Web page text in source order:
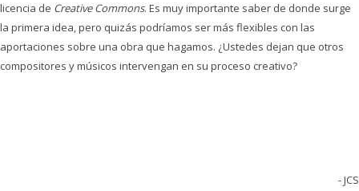
licencia de Creative Commons. Es muy importante saber de donde surge
la primera idea, pero quizás podríamos ser más flexibles con las
aportaciones sobre una obra que hagamos. ¿Ustedes dejan que otros
compositores y músicos intervengan en su proceso creativo?
- JCS